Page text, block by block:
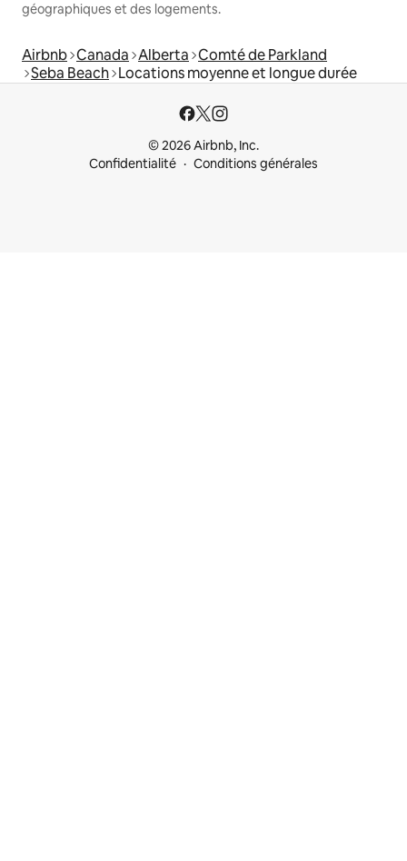
géographiques et des logements.
Airbnb Canada Alberta Comté de Parkland
Seba Beach Locations moyenne et longue durée
© 2026 Airbnb, Inc.
Confidentialité
Conditions générales